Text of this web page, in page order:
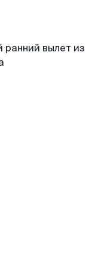
ранний вылет из